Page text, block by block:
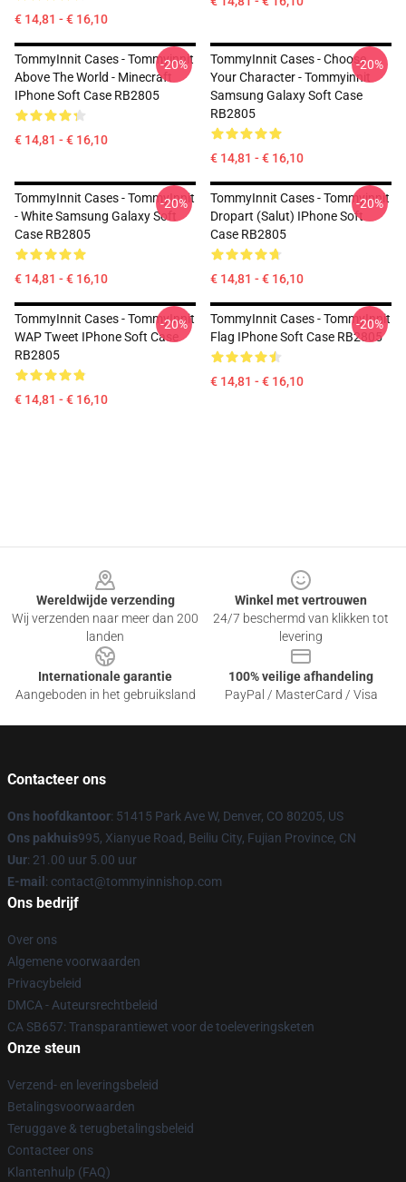
€ 14,81 - € 16,10
TommyInnit Cases - Tommyinnit
Above The World - Minecraft
IPhone Soft Case RB2805
€ 14,81 - € 16,10
-20%
TommyInnit Cases - Choose
Your Character - Tommyinnit
Samsung Galaxy Soft Case
RB2805
€ 14,81 - € 16,10
-20%
TommyInnit Cases - TommyInnit
- White Samsung Galaxy Soft
Case RB2805
€ 14,81 - € 16,10
-20%
TommyInnit Cases - Tommyinnit
Dropart (salut) IPhone Soft
Case RB2805
€ 14,81 - € 16,10
-20%
TommyInnit Cases - TommyInnit
WAP Tweet IPhone Soft Case
RB2805
€ 14,81 - € 16,10
-20%
TommyInnit Cases - TommyInnit
Flag IPhone Soft Case RB2805
€ 14,81 - € 16,10
-20%
Wereldwijde verzending
Wij verzenden naar meer dan 200
landen
Winkel met vertrouwen
24/7 beschermd van klikken tot
levering
Internationale garantie
Aangeboden in het gebruiksland
100% veilige afhandeling
PayPal / MasterCard / Visa
Contacteer ons
Ons hoofdkantoor: 51415 Park Ave W, Denver, CO 80205, US
Ons pakhuis995, Xianyue Road, Beiliu City, Fujian Province, CN
Uur: 21.00 uur 5.00 uur
E-mail : contact@tommyinnishop.com
Ons bedrijf
Over ons
Algemene voorwaarden
Privacybeleid
DMCA - Auteursrechtbeleid
CA SB657: Transparantiewet voor de toeleveringsketen
Onze steun
Verzend- en leveringsbeleid
Betalingsvoorwaarden
Teruggave & terugbetalingsbeleid
Contacteer ons
Klantenhulp (FAQ)